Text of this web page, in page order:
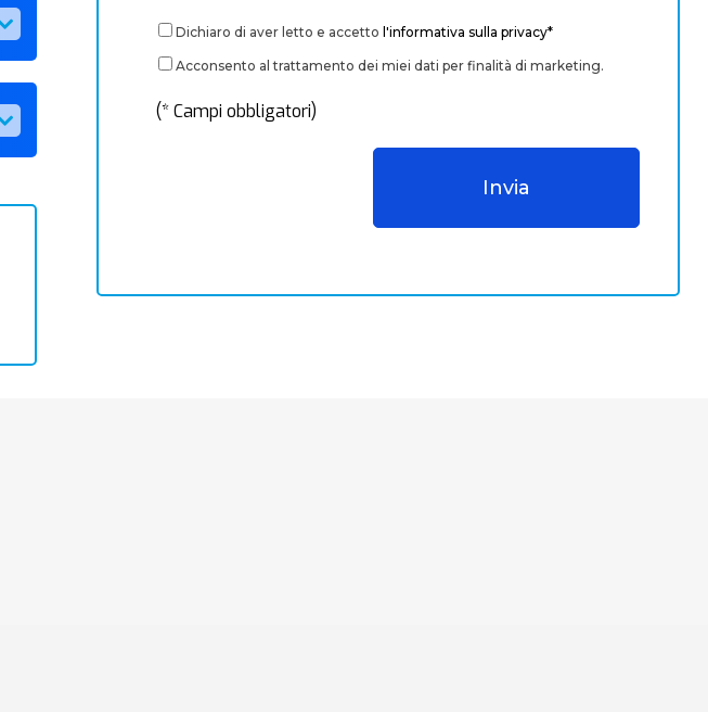
Dichiaro di aver letto e accetto l'informativa sulla privacy*
Acconsento al trattamento dei miei dati per finalità di marketing.
(* Campi obbligatori)